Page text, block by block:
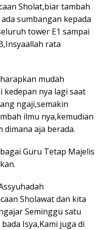
Sholat,biar tambah
sumbangan kepada
tower E1 sampai
rata
mudah
kedepan nya lagi saat
ngaji,semakin
ilmu nya,kemudian
aja berada.
Guru Tetap Majelis
Sholawat dan kita
Seminggu satu
Isya,Kami juga di